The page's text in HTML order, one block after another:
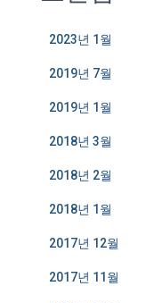
2023년 1월
2019년 7월
2019년 1월
2018년 3월
2018년 2월
2018년 1월
2017년 12월
2017년 11월